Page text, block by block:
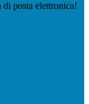
posta elettronica!